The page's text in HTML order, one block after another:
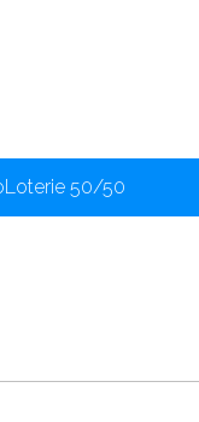
Loterie 50/50